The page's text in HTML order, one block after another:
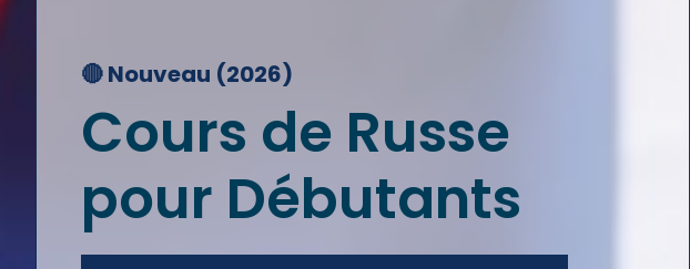
🔴 Nouveau (2026)
Cours de Russe
pour Débutants